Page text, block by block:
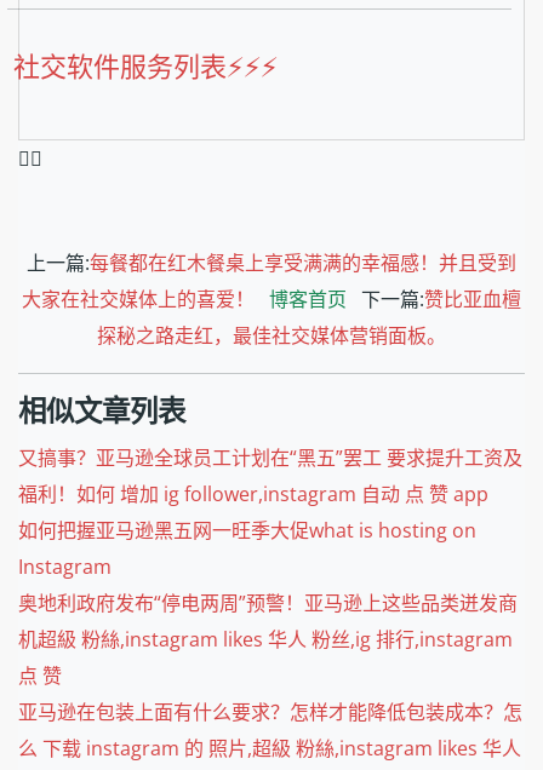
社交软件服务列表⚡️⚡️⚡️
❤️‍🔥
上一篇:每餐都在红木餐桌上享受满满的幸福感！并且受到
大家在社交媒体上的喜爱！
博客首页 下一篇:赞比亚血檀
探秘之路走红，最佳社交媒体营销面板。
相似文章列表
又搞事？亚马逊全球员工计划在“黑五”罢工 要求提升工资及
福利！如何 增加 ig follower,instagram 自动 点 赞 app
如何把握亚马逊黑五网一旺季大促what is hosting on
Instagram
奥地利政府发布“停电两周”预警！亚马逊上这些品类迸发商
机超級 粉絲,instagram likes 华人 粉丝,ig 排行,instagram
点 赞
亚马逊在包装上面有什么要求？怎样才能降低包装成本？怎
么 下载 instagram 的 照片,超級 粉絲,instagram likes 华人